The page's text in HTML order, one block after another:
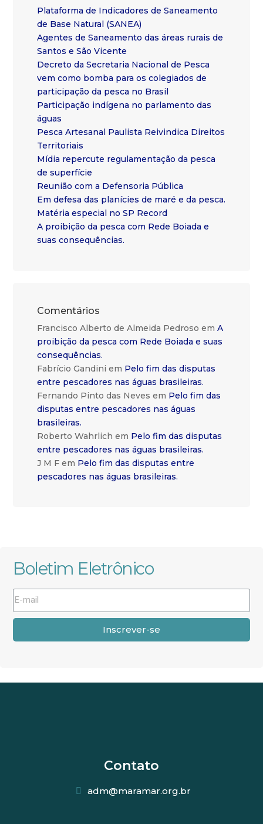
Plataforma de Indicadores de Saneamento
de Base Natural (SANEA)
Agentes de Saneamento das áreas rurais de
Santos e São Vicente
Decreto da Secretaria Nacional de Pesca
vem como bomba para os colegiados de
participação da pesca no Brasil
Participação indígena no parlamento das
águas
Pesca Artesanal Paulista Reivindica Direitos
Territoriais
Mídia repercute regulamentação da pesca
de superfície
Reunião com a Defensoria Pública
Em defesa das planícies de maré e da pesca.
Matéria especial no SP Record
A proibição da pesca com Rede Boiada e
suas consequências.
Comentários
Francisco Alberto de Almeida Pedroso em A
proibição da pesca com Rede Boiada e suas
consequências.
Fabrício Gandini em Pelo fim das disputas
entre pescadores nas águas brasileiras.
Fernando Pinto das Neves em Pelo fim das
disputas entre pescadores nas águas
brasileiras.
Roberto Wahrlich em Pelo fim das disputas
entre pescadores nas águas brasileiras.
J M Fem Pelo fim das disputas entre
pescadores nas águas brasileiras.
Boletim Eletrônico
Inscrever-se
Contato
adm@maramar.org.br